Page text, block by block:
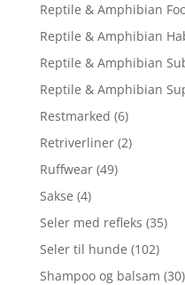
Reptile & Amphibian
Reptile & Amphibian
Reptile & Amphibian
Reptile & Amphibian
Restmarked (6)
Retriverliner (2)
Ruffwear (49)
Sakse (4)
Seler med refleks (35)
Seler til hunde (102)
Shampoo og balsam (30)